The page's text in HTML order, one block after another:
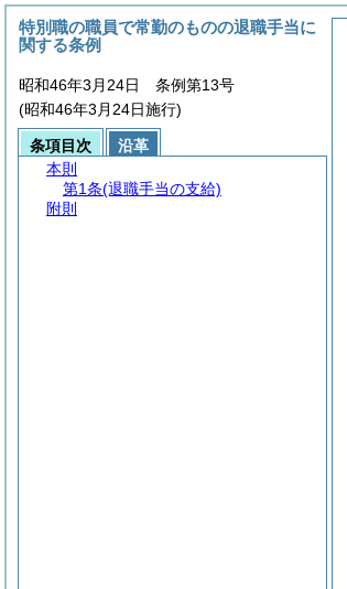
特別職の職員で常勤のものの退職手当に
関する条例
昭和46年3月24日 条例第13号
(昭和46年3月24日施行)
条項目次
沿革
本則
第1条(退職手当の支給)
附則